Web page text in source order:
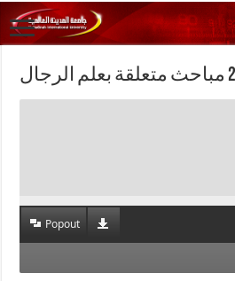
Popout